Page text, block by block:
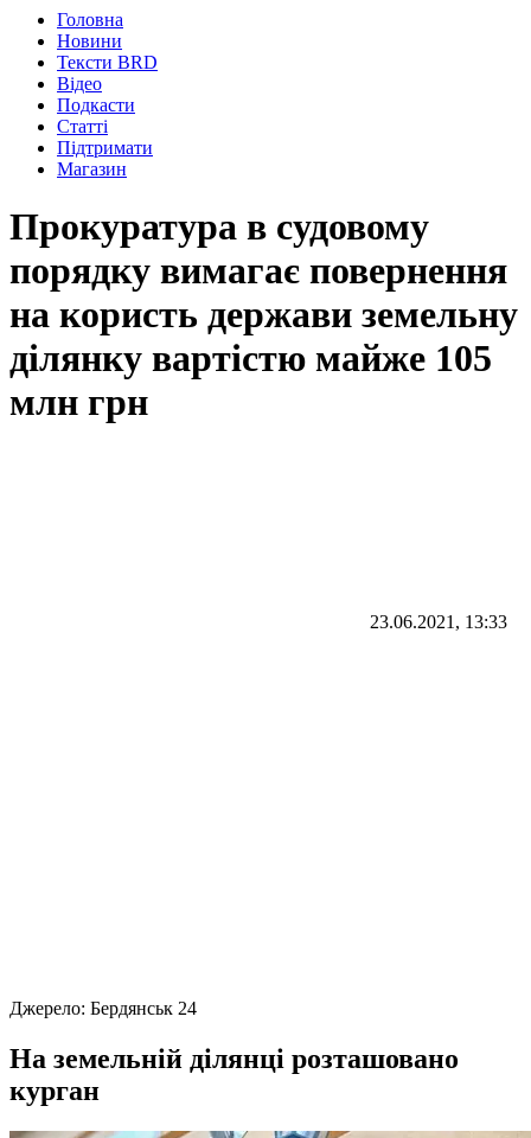
Головна
Новини
Тексти BRD
Відео
Подкасти
Статті
Підтримати
Магазин
Прокуратура в судовому
порядку вимагає повернення
на користь держави земельну
ділянку вартістю майже 105
млн грн
23.06.2021, 13:33
Джерело: Бердянськ 24
На земельній ділянці розташовано
курган